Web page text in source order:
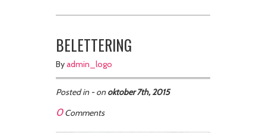
BELETTERING
Byadmin_logo
Posted in - on oktober 7th, 2015
0Comments